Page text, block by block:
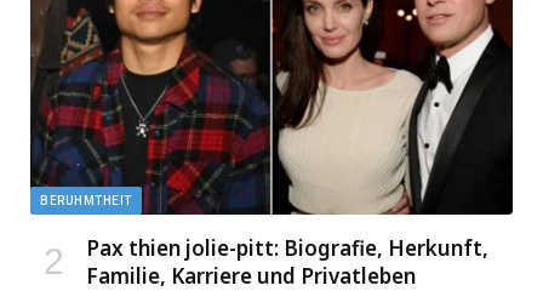
BERUHMTHEIT
Pax thien jolie-pitt: Biografie, Herkunft,
Familie, Karriere und Privatleben